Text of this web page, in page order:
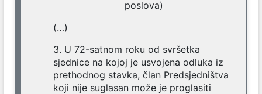
poslova)
(…)
3. U 72-satnom roku od svršetka
sjednice na kojoj je usvojena odluka iz
prethodnog stavka, član Predsjedništva
koji nije suglasan može je proglasiti